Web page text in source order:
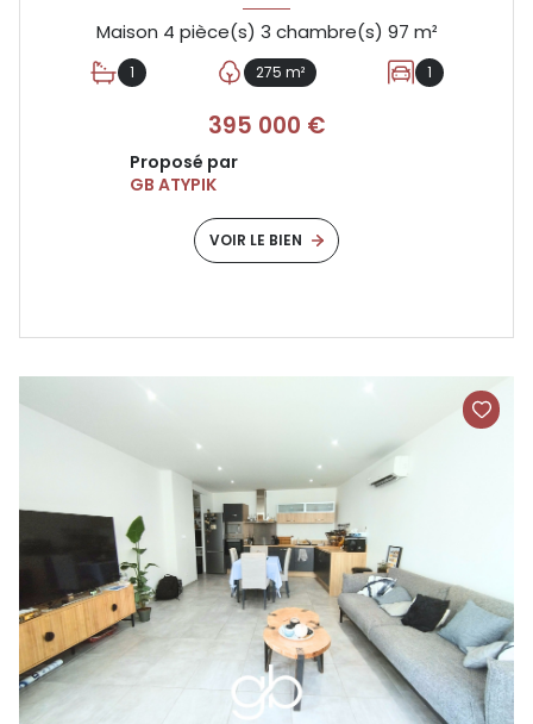
Maison 4 pièce(s) 3 chambre(s) 97 m²
1 275 m² 1
395 000 €
Proposé par
GB ATYPIK
VOIR LE BIEN